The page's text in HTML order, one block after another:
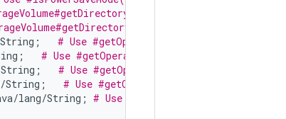
String; # Use #getOperatorAlphaShort instead.
# Use #getOperatorNumeric instead.
String; # Use #getOperatorAlphaLong instead.
String; # Use #getOperatorAlphaShort instead.
lang/String; # Use #getNetworkCountryIso(int)